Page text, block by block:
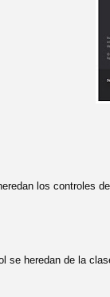
los controles
se heredan de la